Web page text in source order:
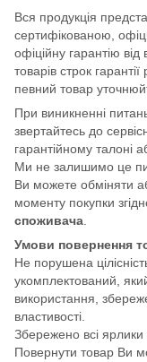
Вся продукція
сертифікованою,
офіційну гарантію
товарів строк
певний товар
При виникненні
звертайтесь до
гарантійному талоні
Ми не залишимо це
Ви можете обміняти
моменту покупки
споживача
Умови повернення
Не порушена
укомплектований,
використання,
властивості.
Збережено всі ярлики
Повернути товар Ви